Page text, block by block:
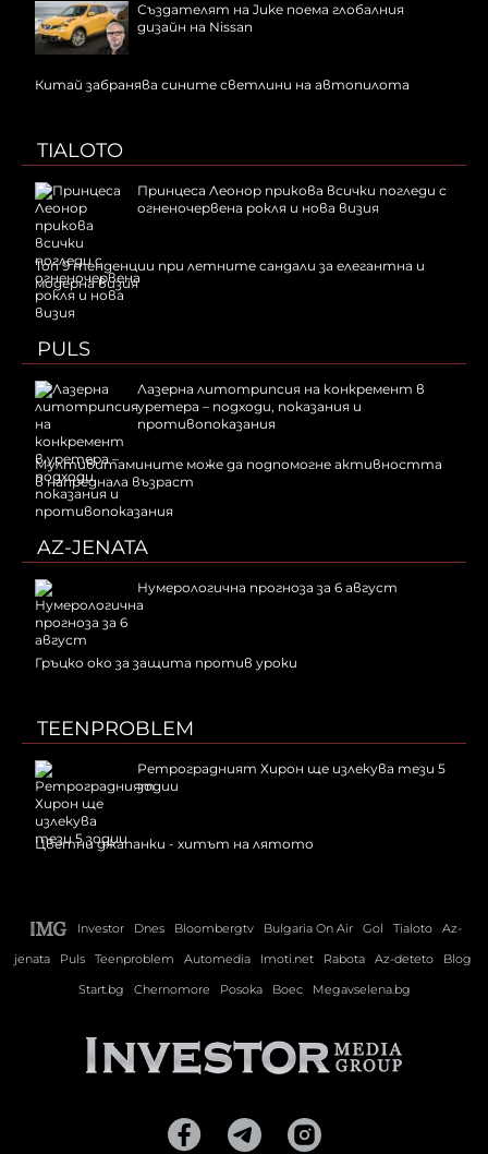
Създателят на Juke поема глобалния
дизайн на Nissan
Китай забранява сините светлини на автопилота
TIALOTO
Принцеса Леонор прикова всички погледи с
огненочервена рокля и нова визия
Топ 9 тенденции при летните сандали за елегантна и
модерна визия
PULS
Лазерна литотрипсия на конкремент в
уретера – подходи, показания и
противопоказания
Мултивитамините може да подпомогне активността
в напреднала възраст
AZ-JENATA
Нумерологична прогноза за 6 август
Гръцко око за защита против уроки
TEENPROBLEM
Ретроградният Хирон ще излекува тези 5
зодии
Цветни джапанки - хитът на лятото
Investor Dnes Bloombergtv Bulgaria On Air Gol Tialoto
Az-
jenata
Puls Teenproblem Automedia Imoti.net Rabota Az-deteto
Blog
Start.bg
Chernomore Posoka Boec Megavselena.bg